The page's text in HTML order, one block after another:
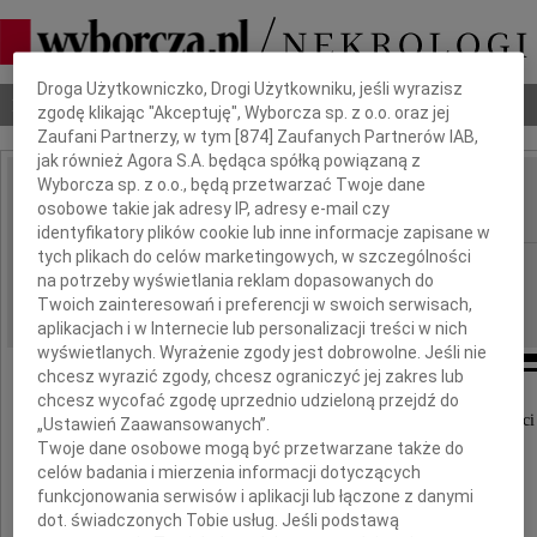
Nekrologi Odeszli Poradnik pogrzebowy
IMIĘ I NAZWISKO: Stefan Listowski
REGION: Gdańsk
DATA EMISJI: 18.01.2014
19 stycznia 2014 roku mija 27. rocznica śmierci
Dbamy o Twoją prywatność
Droga Użytkowniczko, Drogi Użytkowniku, jeśli wyrazisz
zgodę klikając "Akceptuję", Wyborcza sp. z o.o. oraz jej
Zaufani Partnerzy, w tym [874 ] Zaufanych Partnerów IAB,
jak również Agora S.A. będąca spółką powiązaną z
Wyborcza sp. z o.o., będą przetwarzać Twoje dane
osobowe takie jak adresy IP, adresy e-mail czy
identyfikatory plików cookie lub inne informacje zapisane w
tych plikach do celów marketingowych, w szczególności
na potrzeby wyświetlania reklam dopasowanych do
Twoich zainteresowań i preferencji w swoich serwisach,
aplikacjach i w Internecie lub personalizacji treści w nich
wyświetlanych. Wyrażenie zgody jest dobrowolne. Jeśli nie
chcesz wyrazić zgody, chcesz ograniczyć jej zakres lub
chcesz wycofać zgodę uprzednio udzieloną przejdź do
„Ustawień Zaawansowanych”.
Twoje dane osobowe mogą być przetwarzane także do
celów badania i mierzenia informacji dotyczących
funkcjonowania serwisów i aplikacji lub łączone z danymi
dot. świadczonych Tobie usług. Jeśli podstawą